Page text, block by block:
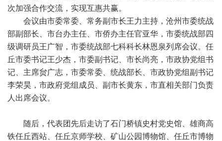
次加强合作交流，实现互惠共赢。
会议由市委常委、常务副市长王力主持，沧州市委统战
部副部长、市台办主任、市侨办主任官亚华，市委统战部四
级调研员王广智，市委统战部七科科长林恩泉列席会议。任
丘市委书记王少杰，市委副书记、市长尚亮，市政协党组书
记、主席贠广志，市委常委、统战部长、市政协党组副书记
李荣昊，市政府党组成员、副市长黄东，市直相关部门负责
人出席会议。
随后，代表团先后走访了石门桥镇史村党史馆、雄商高
铁任丘西站、任丘京师学校、矿山公园博物馆、任丘市博物